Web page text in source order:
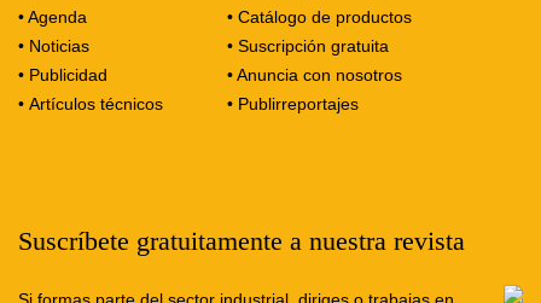
• Agenda
• Noticias
• Publicidad
• Artículos técnicos
• Catálogo de productos
• Suscripción gratuita
• Anuncia con nosotros
• Publirreportajes
Suscríbete gratuitamente a nuestra revista